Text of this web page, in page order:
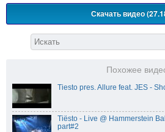
Скачать видео
Похожее
Tiesto pres. Allure feat. JES -
Tiёsto - Live @ Hammerstein
part#2